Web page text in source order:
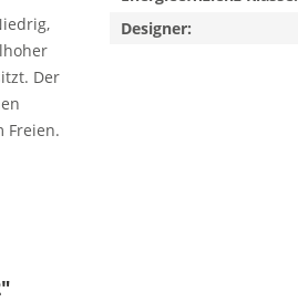
Der
Freien.
Designer: